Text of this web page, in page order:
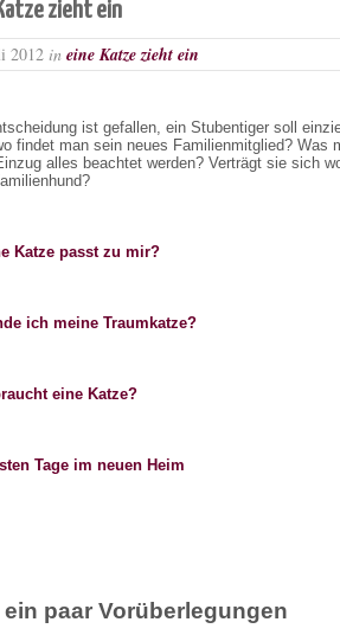
zieht ein
2012 in eine Katze zieht ein
ist gefallen, ein Stubentiger soll
findet man sein neues Familienmitglied? Was
alles beachtet werden? Verträgt sie sich
Katze passt zu mir?
ich meine Traumkatze?
eine Katze?
Tage im neuen Heim
paar Vorüberlegungen